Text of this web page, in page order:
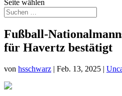
Seite wählen
Fußball-
für Havertz bestätigt
von hsschwarz | Feb. 13, 2025 |